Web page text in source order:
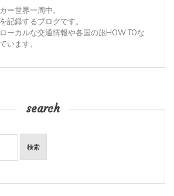
ー世界一周中。
記録するブログです。
ーカルな交通情報や各国の旅HOW TOな
います。
search